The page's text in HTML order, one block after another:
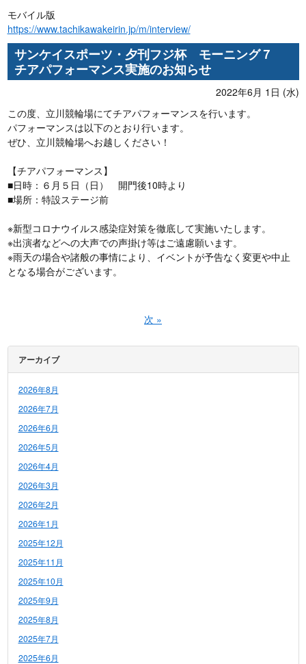
モバイル版
https://www.tachikawakeirin.jp/m/interview/
サンケイスポーツ・夕刊フジ杯 モーニング７
チアパフォーマンス実施のお知らせ
2022年6月 1日 (水)
この度、立川競輪場にてチアパフォーマンスを行います。
パフォーマンスは以下のとおり行います。
ぜひ、立川競輪場へお越しください！
【チアパフォーマンス】
■日時：６月５日（日） 開門後10時より
■場所：特設ステージ前
※新型コロナウイルス感染症対策を徹底して実施いたします。
※出演者などへの大声での声掛け等はご遠慮願います。
※雨天の場合や諸般の事情により、イベントが予告なく変更や中止
となる場合がございます。
次 »
アーカイブ
2026年8月
2026年7月
2026年6月
2026年5月
2026年4月
2026年3月
2026年2月
2026年1月
2025年12月
2025年11月
2025年10月
2025年9月
2025年8月
2025年7月
2025年6月